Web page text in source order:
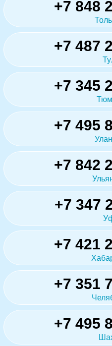
+7 848
+7 487
+7 345
+7 495
+7 842
+7 347
+7 421
+7 351
+7 495